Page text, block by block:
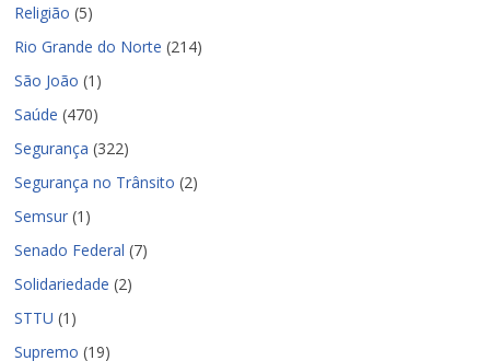
Religião (5)
Rio Grande do Norte (214)
São João (1)
Saúde (470)
Segurança (322)
Segurança no Trânsito (2)
Semsur (1)
Senado Federal (7)
Solidariedade (2)
STTU (1)
Supremo (19)